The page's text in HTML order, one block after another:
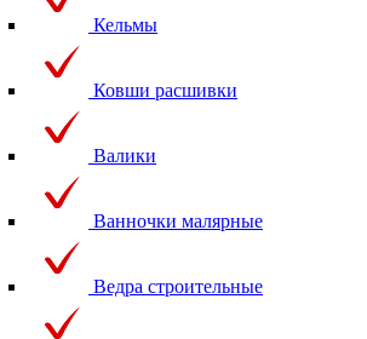
Кельмы
Ковши расшивки
Валики
Ванночки малярные
Ведра строительные